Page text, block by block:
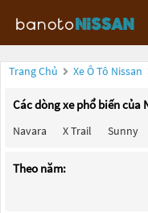
Trang Chủ Xe Ô Tô Nissan
Các dòng xe phổ biến của
Navara X Trail Sunny
Theo năm: